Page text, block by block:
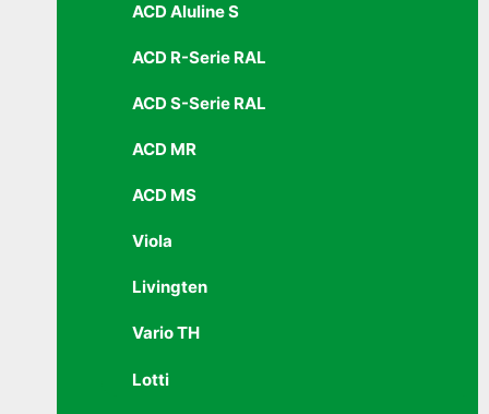
ACD Aluline S
ACD R-Serie RAL
ACD S-Serie RAL
ACD MR
ACD MS
Viola
Livingten
Vario TH
Lotti